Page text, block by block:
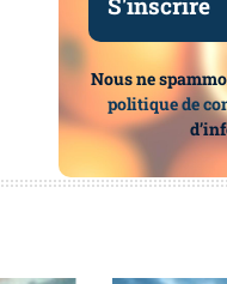
Nous ne
politique de